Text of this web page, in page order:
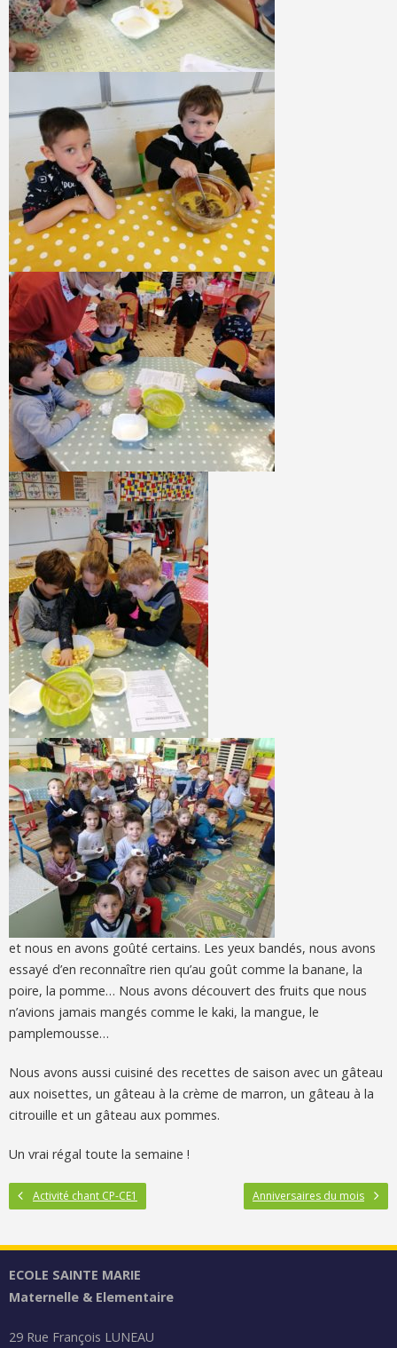
et nous en avons goûté certains. Les yeux bandés, nous avons
essayé d’en reconnaître rien qu’au goût comme la banane, la
poire, la pomme… Nous avons découvert des fruits que nous
n’avions jamais mangés comme le kaki, la mangue, le
pamplemousse…
Nous avons aussi cuisiné des recettes de saison avec un gâteau
aux noisettes, un gâteau à la crème de marron, un gâteau à la
citrouille et un gâteau aux pommes.
Un vrai régal toute la semaine !
Activité chant CP-CE1 Anniversaires du mois
ECOLE SAINTE MARIE
Maternelle & Elementaire
29 Rue François LUNEAU